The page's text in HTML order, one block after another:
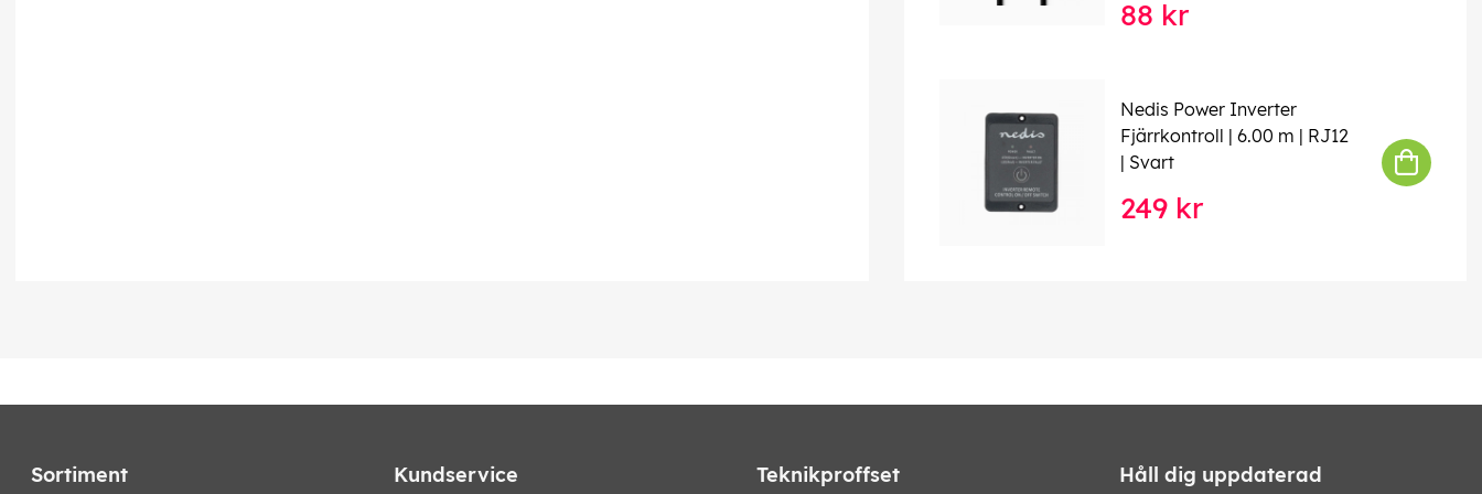
88 kr
Nedis Power Inverter
Fjärrkontroll | 6.00 m | RJ12
| Svart
249 kr
Sortiment Kundservice Teknikproffset Håll dig uppdaterad